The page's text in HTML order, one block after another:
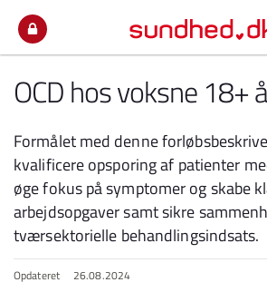
OCD hos voksne 18+
Formålet med denne
kvalificere opsporing af patienter
øge fokus på symptomer og skabe
arbejdsopgaver samt sikre
tværsektorielle behandlingsindsats.
Opdateret 26.08.2024